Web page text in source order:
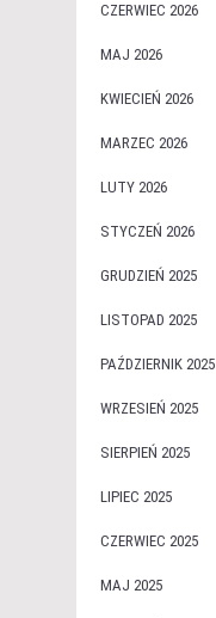
CZERWIEC 2026
MAJ 2026
KWIECIEŃ 2026
MARZEC 2026
LUTY 2026
STYCZEŃ 2026
GRUDZIEŃ 2025
LISTOPAD 2025
PAŹDZIERNIK 2025
WRZESIEŃ 2025
SIERPIEŃ 2025
LIPIEC 2025
CZERWIEC 2025
MAJ 2025